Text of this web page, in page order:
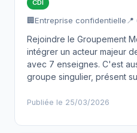
CDI
🏢Entreprise confidentielle
Rejoindre le Groupement
intégrer un acteur majeur
avec 7 enseignes. C'est
groupe singulier, présent
Publiée le 25/03/2026